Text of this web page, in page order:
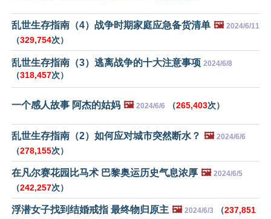
乱世生存指南（4）战争时期家庭应急备货清单 🖼️ 2024/6/11
（329,754次）
乱世生存指南（3）逃离战争的十大注意事项 2024/6/8
（318,457次）
一个感人故事 阿杰的姑妈 🖼️ 2024/6/6 （265,403次）
乱世生存指南（2）如何应对城市突然断水？ 🖼️ 2024/6/6
（278,155次）
在凡尔赛花园比马术 巴黎奥运历史气息浓厚 🖼️ 2024/6/5
（242,257次）
浮潜女子找到结婚戒指 最终物归原主 🖼️ 2024/6/3 （237,851